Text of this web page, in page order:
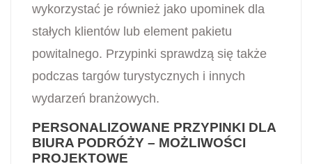
wykorzystać je również jako upominek dla
stałych klientów lub element pakietu
powitalnego. Przypinki sprawdzą się także
podczas targów turystycznych i innych
wydarzeń branżowych.
PERSONALIZOWANE PRZYPINKI DLA
BIURA PODRÓŻY – MOŻLIWOŚCI
PROJEKTOWE